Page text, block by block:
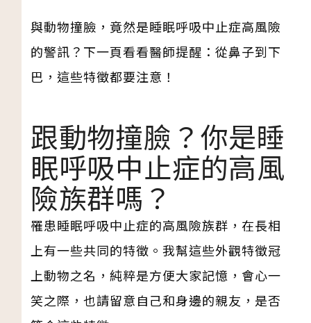
與動物撞臉，竟然是睡眠呼吸中止症高風險
的警訊？下一頁看看醫師提醒：從鼻子到下
巴，這些特徵都要注意！
跟動物撞臉？你是睡
眠呼吸中止症的高風
險族群嗎？
罹患睡眠呼吸中止症的高風險族群，在長相
上有一些共同的特徵。我幫這些外觀特徵冠
上動物之名，純粹是方便大家記憶，會心一
笑之際，也請留意自己和身邊的親友，是否